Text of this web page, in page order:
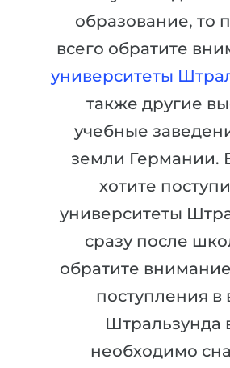
Земли
Города
КАРЬЕРНОЕ ОРИЕНТИРОВАНИЕ
Тест Голланда
Тест Карта Интересов
на
Бакалавриата
Магистратуры
ПОСТУПАЕМ НА...
Медицина
Инженерия
ПОСТУПАЕМ ИЗ...
Казахстан
образование, то
всего обратите
университеты
также другие
учебные
земли Германии.
хотите
университеты
сразу после
обратите
поступления в
Штральзунда
необходимо